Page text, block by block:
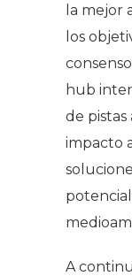
la mejor
los
hub
de pistas
impacto
A